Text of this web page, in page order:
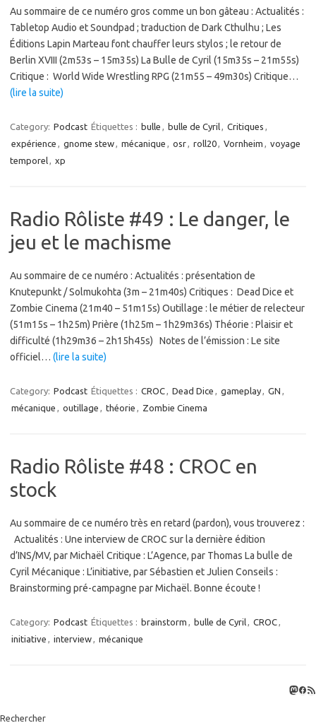
Au sommaire de ce numéro gros comme un bon gâteau : Actualités :
Tabletop Audio et Soundpad ; traduction de Dark Cthulhu ; Les
Éditions Lapin Marteau font chauffer leurs stylos ; le retour de
Berlin XVIII (2m53s – 15m35s) La Bulle de Cyril (15m35s – 21m55s)
Critique : World Wide Wrestling RPG (21m55 – 49m30s) Critique…
(lire la suite)
Category: Podcast Étiquettes : bulle , bulle de Cyril, Critiques ,
expérience , gnome stew, mécanique , osr, roll20, Vornheim , voyage
temporel, xp
Radio Rôliste #49 : Le danger, le
jeu et le machisme
Au sommaire de ce numéro : Actualités : présentation de
Knutepunkt / Solmukohta (3m – 21m40s) Critiques : Dead Dice et
Zombie Cinema (21m40 – 51m15s) Outillage : le métier de relecteur
(51m15s – 1h25m) Prière (1h25m – 1h29m36s) Théorie : Plaisir et
difficulté (1h29m36 – 2h15h45s) Notes de l’émission : Le site
officiel… (lire la suite)
Category: Podcast Étiquettes : CROC, Dead Dice , gameplay, GN ,
mécanique , outillage , théorie , Zombie Cinema
Radio Rôliste #48 : CROC en
stock
Au sommaire de ce numéro très en retard (pardon), vous trouverez :
Actualités : Une interview de CROC sur la dernière édition
d’INS/MV, par Michaël Critique : L’Agence, par Thomas La bulle de
Cyril Mécanique : L’initiative, par Sébastien et Julien Conseils :
Brainstorming pré-campagne par Michaël. Bonne écoute !
Category: Podcast Étiquettes : brainstorm , bulle de Cyril, CROC,
initiative , interview, mécanique
Flux
Rechercher